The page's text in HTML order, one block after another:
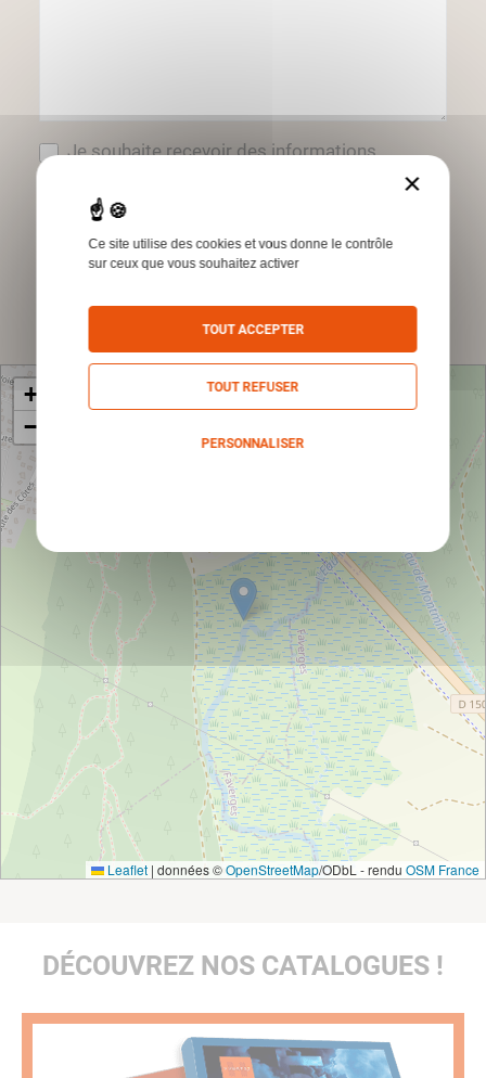
Je souhaite recevoir des informations
concernant les produits et services Humbert
par e-mail.
*Champs obligatoires
Envoyer
+
−
Leaflet | données ©OpenStreetMap/ODbL - rendu OSM France
DÉCOUVREZ NOS CATALOGUES !
×
Ce site utilise des cookies et vous donne le contrôle
sur ceux que vous souhaitez activer
TOUT ACCEPTER
TOUT REFUSER
PERSONNALISER